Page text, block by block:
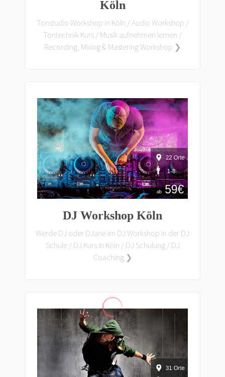
Köln
Tonstudio Workshop in Köln / Audio Workshop /
Tontechnik Kurs / Musik aufnehmen lernen /
Recording, Mixing & Mastering Workshop ❯
DJ Workshop Köln
Werde DJ oder DJane im DJ Workshop in der DJ
Schule / DJ Kurs in Köln / DJ Schulung / DJ
Coaching ❯